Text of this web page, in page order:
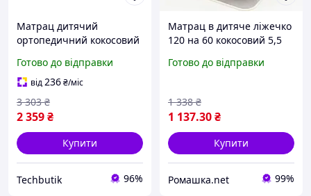
Матрац дитячий
ортопедичний кокосовий
17392
Готово до відправки
від236₴/міс
2 359₴
3 303 ₴
Купити
Techbutik 96%
Матрац в дитяче ліжечко
120 на 60 кокосовий 5,5
кокосової койри для
Білий
Готово до відправки
1 137.30₴
1 338 ₴
Купити
Ромашка.net 99%